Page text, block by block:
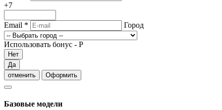
+7
Email * Город
Использовать бонус - Р
Нет
Да
отменить
Оформить
Базовые модели